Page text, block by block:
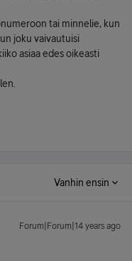
tai minnelie, kun
joku vaivautuisi
asiaa edes oikeasti
Vanhin ensin
Forum|Forum|14 years ago